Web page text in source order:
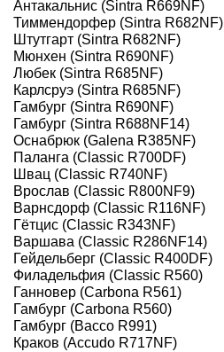
Антакальнис (Sintra R669NF)
Тиммендорфер (Sintra R682NF)
Штутгарт (Sintra R682NF)
Мюнхен (Sintra R690NF)
Любек (Sintra R685NF)
Карлсруэ (Sintra R685NF)
Гамбург (Sintra R690NF)
Гамбург (Sintra R688NF14)
Оснабрюк (Galena R385NF)
Паланга (Classic R700DF)
Швац (Classic R740NF)
Врослав (Classic R800NF9)
Варнсдорф (Classic R116NF)
Гётцис (Classic R343NF)
Варшава (Classic R286NF14)
Гейдельберг (Classic R400DF)
Филадельфия (Classic R560)
Ганновер (Carbona R561)
Гамбург (Carbona R560)
Гамбург (Bacco R991)
Краков (Accudo R717NF)